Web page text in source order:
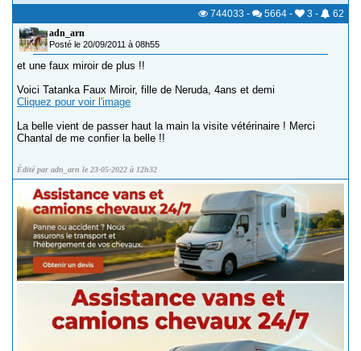
744033 - 5664 - 3 -
62
adn_arn
Posté le 20/09/2011 à 08h55
et une faux miroir de plus !!
Voici Tatanka Faux Miroir, fille de Neruda, 4ans et demi
Cliquez pour voir l'image
La belle vient de passer haut la main la visite vétérinaire ! Merci
Chantal de me confier la belle !!
Édité par adn_arn le 23-05-2022 à 12h32